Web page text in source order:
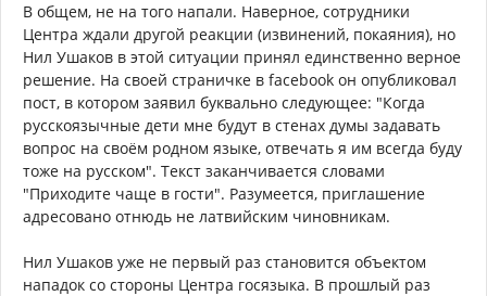
В общем, не на того напали. Наверное, сотрудники
Центра ждали другой реакции (извинений, покаяния), но
Нил Ушаков в этой ситуации принял единственно верное
решение. На своей страничке в facebook он опубликовал
пост, в котором заявил буквально следующее: "Когда
русскоязычные дети мне будут в стенах думы задавать
вопрос на своём родном языке, отвечать я им всегда буду
тоже на русском". Текст заканчивается словами
"Приходите чаще в гости". Разумеется, приглашение
адресовано отнюдь не латвийским чиновникам.
Нил Ушаков уже не первый раз становится объектом
нападок со стороны Центра госязыка. В прошлый раз